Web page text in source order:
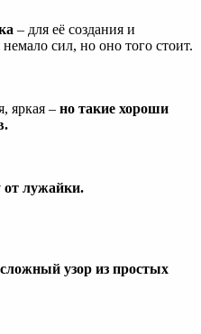
– для её создания и
сил, но оно того стоит.
яркая – но такие хороши
от лужайки.
сложный узор из простых